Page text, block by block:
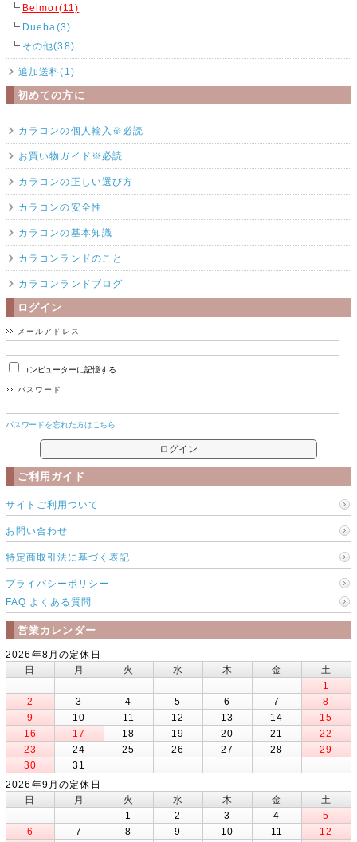
Belmor(11)
Dueba(3)
その他(38)
追加送料(1)
初めての方に
カラコンの個人輸入※必読
お買い物ガイド※必読
カラコンの正しい選び方
カラコンの安全性
カラコンの基本知識
カラコンランドのこと
カラコンランドブログ
ログイン
メールアドレス
コンピューターに記憶する
パスワード
パスワードを忘れた方はこちら
ご利用ガイド
サイトご利用ついて
お問い合わせ
特定商取引法に基づく表記
プライバシーポリシー
FAQ よくある質問
営業カレンダー
2026年8月の定休日
日
月 火 水 木 金
土
1
2
3 4 5 6 7
8
9
10 11 12 13 14
15
16
17 18 19 20 21
22
23
24 25 26 27 28
29
30
31
2026年9月の定休日
日
月 火 水 木 金
土
1
2 3 4
5
6
7 8 9 10 11
12